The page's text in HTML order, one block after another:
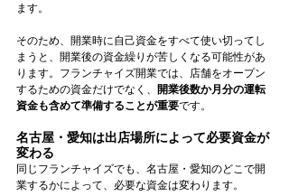
ます。
そのため、開業時に自己資金をすべて使い切ってし
まうと、開業後の資金繰りが苦しくなる可能性があ
ります。フランチャイズ開業では、店舗をオープン
するための資金だけでなく、 開業後数か月分の運転
資金も含めて準備することが重要です。
名古屋・愛知は出店場所によって必要資金が
変わる
同じフランチャイズでも、名古屋・愛知のどこで開
業するかによって、必要な資金は変わります。